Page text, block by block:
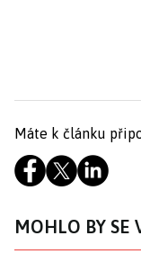
Máte k článku
MOHLO BY SE